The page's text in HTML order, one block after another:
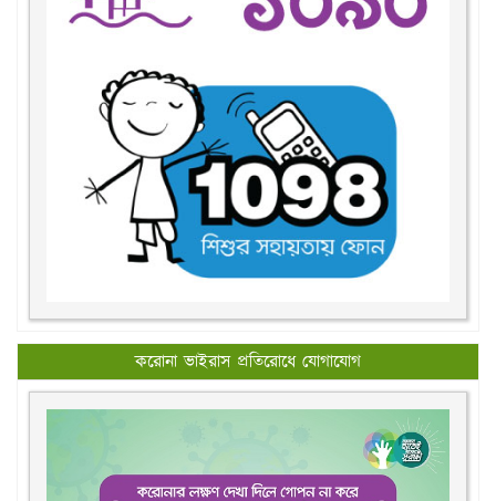
করোনা ভাইরাস প্রতিরোধে যোগাযোগ